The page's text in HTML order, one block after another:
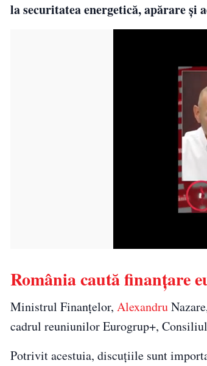
la securitatea energetică, apărare și
România caută finanțare
Ministrul Finanțelor, Alexandru
cadrul reuniunilor Eurogrup+,
Potrivit acestuia, discuțiile sunt